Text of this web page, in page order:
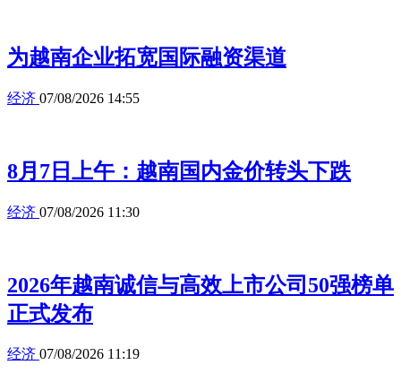
为越南企业拓宽国际融资渠道
经济 07/08/2026 14:55
8月7日上午：越南国内金价转头下跌
经济 07/08/2026 11:30
2026年越南诚信与高效上市公司50强榜单
正式发布
经济 07/08/2026 11:19